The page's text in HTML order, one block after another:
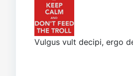
Vulgus vult decipi, ergo